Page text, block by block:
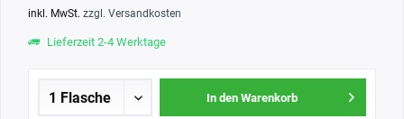
inkl. MwSt. zzgl. Versandkosten
Lieferzeit 2-4 Werktage
In den Warenkorb